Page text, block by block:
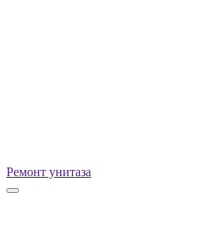
Ремонт унитаза